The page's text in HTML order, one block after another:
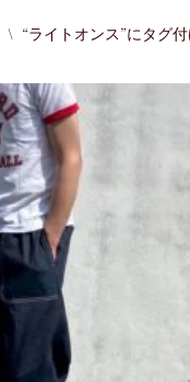
\ “ライトオンス”にタグ